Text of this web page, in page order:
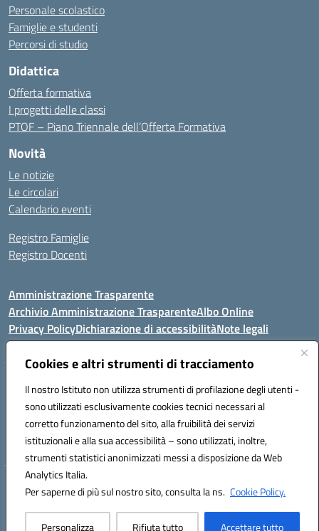
Cookies e altri strumenti di tracciamento
Il nostro Istituto non utilizza strumenti di profilazione degli utenti -
sono utilizzati esclusivamente cookies tecnici necessari al
corretto funzionamento del sito, alla fruibilità dei servizi
istituzionali e alla sua accessibilità – sono utilizzati, inoltre,
strumenti statistici anonimizzati messi a disposizione da Web
Analytics Italia.
Per saperne di più sul nostro sito, consulta la ns. Cookie Policy.
Personalizza Rifiuta tutto Accettare tutto
Personale scolastico
Famiglie e studenti
Percorsi di studio
Didattica
Offerta formativa
I progetti delle classi
PTOF – Piano Triennale dell’Offerta Formativa
Novità
Le notizie
Le circolari
Calendario eventi
Registro Famiglie
Registro Docenti
Amministrazione Trasparente
Archivio Amministrazione TrasparenteAlbo Online
Privacy PolicyDichiarazione di accessibilitàNote legali
Istituto Comprensivo Statale
8° G. FALCONE – R. SCAUDA"
Via Cupa Campanariello, 5 - 80059, Torre del Greco (NA)
Tel. +39 0818834377 - Fax +39 0818834377 - Cod.Fisc. 95170530638
Email: naic8df00a@istruzione.it - PEC: naic8df00a@pec.istruzione.it
Hosting & Powered by 3D Solution S.r.l.
Concept & Design by Designers Italia